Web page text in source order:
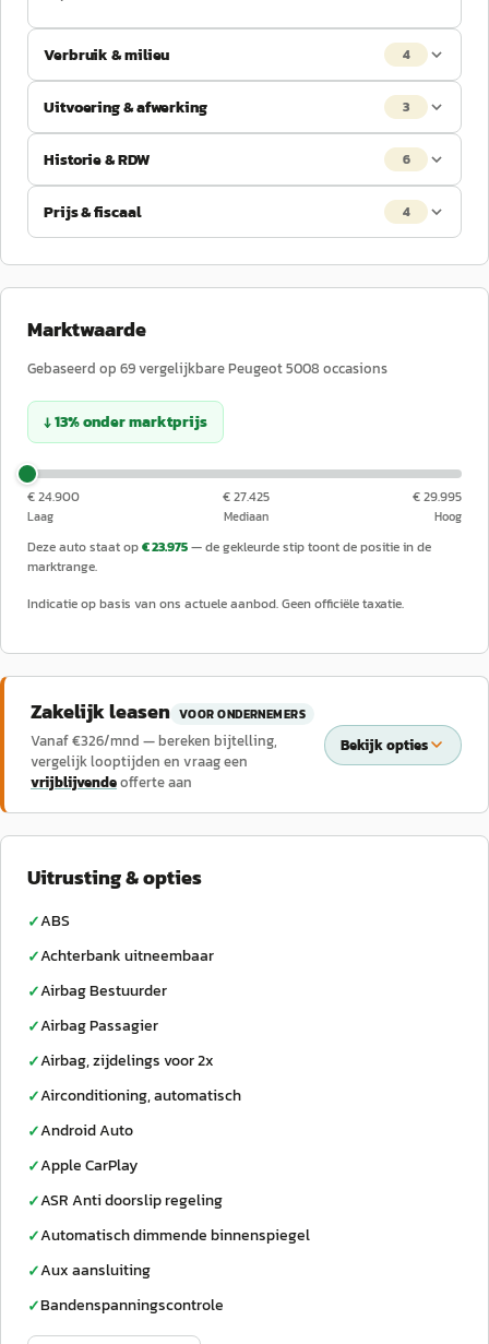
Verbruik & milieu 4
Uitvoering & afwerking 3
Historie & RDW 6
Prijs & fiscaal 4
Marktwaarde
Gebaseerd op 69vergelijkbarePeugeot5008 occasions
↓13%ondermarktprijs
€ 24.900
Laag
€ 27.425
Mediaan
€ 29.995
Hoog
Deze auto staat op€ 23.975— de gekleurde stip toont de positie in de
marktrange.
Indicatie op basis van ons actuele aanbod. Geen officiële taxatie.
Zakelijk leasen VOOR ONDERNEMERS
Vanaf €326/mnd — bereken bijtelling,
vergelijk looptijden en vraag een
vrijblijvendeofferte aan
Bekijk opties
Uitrusting & opties
✓ABS
✓Achterbank uitneembaar
✓Airbag Bestuurder
✓Airbag Passagier
✓Airbag, zijdelings voor 2x
✓Airconditioning, automatisch
✓Android Auto
✓Apple CarPlay
✓ASR Anti doorslip regeling
✓Automatisch dimmende binnenspiegel
✓Aux aansluiting
✓Bandenspanningscontrole